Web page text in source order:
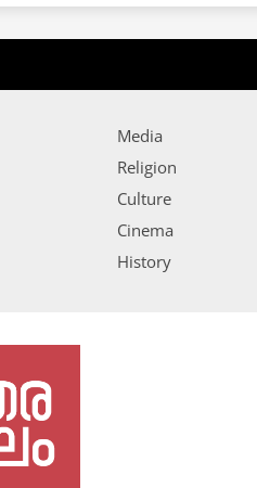
Media
Religion
Culture
Cinema
History